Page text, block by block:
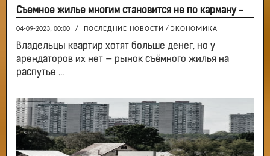
Съемное жилье многим становится не по карману -
04-09-2023, 00:00 / ПОСЛЕДНИЕ НОВОСТИ / ЭКОНОМИКА
Владельцы квартир хотят больше денег, но у
арендаторов их нет — рынок съёмного жилья на
распутье ...